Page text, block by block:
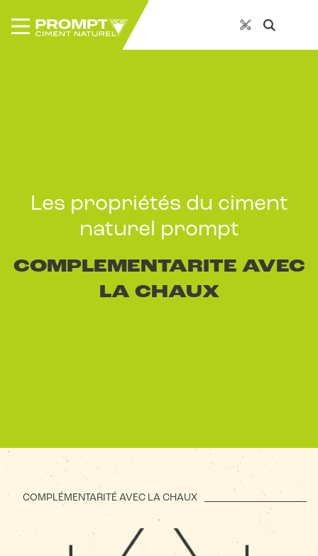
Les propriétés du ciment
naturel prompt
COMPLEMENTARITE AVEC
LA CHAUX
COMPLÉMENTARITÉ AVEC LA CHAUX